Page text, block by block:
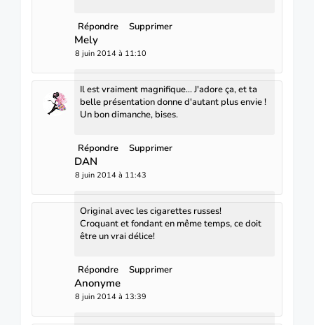
Répondre Supprimer
Mely
8 juin 2014 à 11:10
Il est vraiment magnifique... J'adore ça, et ta
belle présentation donne d'autant plus envie !
Un bon dimanche, bises.
Répondre Supprimer
DAN
8 juin 2014 à 11:43
Original avec les cigarettes russes!
Croquant et fondant en même temps, ce doit
être un vrai délice!
Répondre Supprimer
Anonyme
8 juin 2014 à 13:39